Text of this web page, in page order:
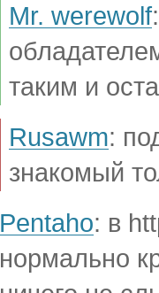
Mr. werewolf
таким и
Rusawm:
знакомый
Pentaho: в
нормально